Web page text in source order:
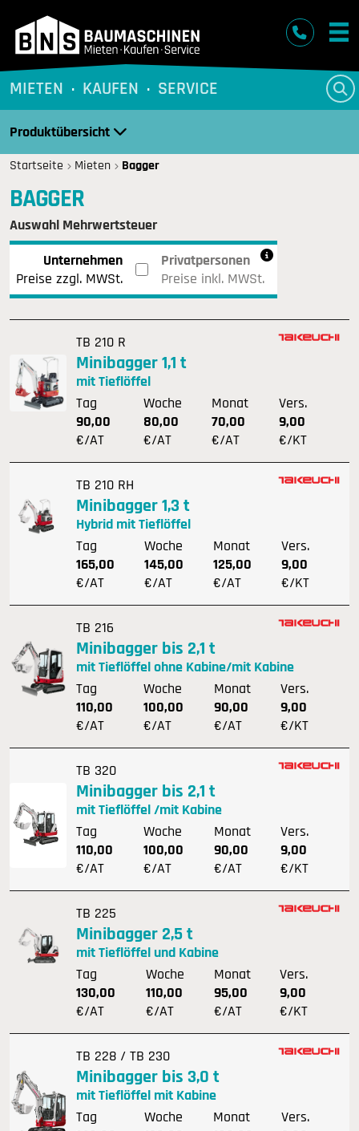
MIETEN KAUFEN SERVICE
Produktübersicht
Startseite Mieten Bagger
BAGGER
Auswahl Mehrwertsteuer
Unternehmen
Preise zzgl. MWSt.
Privatpersonen
Preise inkl. MWSt.
TB 210 R
Minibagger 1,1 t
mit Tieflöffel
Tag
90,00
€/AT
Woche
80,00
€/AT
Monat
70,00
€/AT
Vers.
9,00
€/KT
TB 210 RH
Minibagger 1,3 t
Hybrid mit Tieflöffel
Tag
165,00
€/AT
Woche
145,00
€/AT
Monat
125,00
€/AT
Vers.
9,00
€/KT
TB 216
Minibagger bis 2,1 t
mit Tieflöffel ohne Kabine/mit Kabine
Tag
110,00
€/AT
Woche
100,00
€/AT
Monat
90,00
€/AT
Vers.
9,00
€/KT
TB 320
Minibagger bis 2,1 t
mit Tieflöffel /mit Kabine
Tag
110,00
€/AT
Woche
100,00
€/AT
Monat
90,00
€/AT
Vers.
9,00
€/KT
TB 225
Minibagger 2,5 t
mit Tieflöffel und Kabine
Tag
130,00
€/AT
Woche
110,00
€/AT
Monat
95,00
€/AT
Vers.
9,00
€/KT
TB 228 / TB 230
Minibagger bis 3,0 t
mit Tieflöffel mit Kabine
Tag
Woche
Monat
Vers.